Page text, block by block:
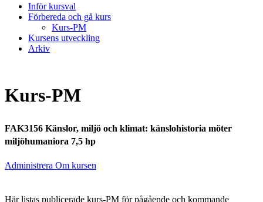
Inför kursval
Förbereda och gå kurs
Kurs-PM
Kursens utveckling
Arkiv
Kurs-PM
FAK3156 Känslor, miljö och klimat: känslohistoria möter
miljöhumaniora 7,5 hp
Administrera Om kursen
Här listas publicerade kurs-PM för pågående och kommande